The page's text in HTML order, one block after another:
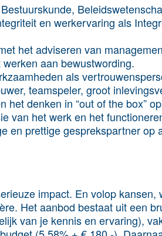
en werkervaring als
het adviseren van
aan bewustwording.
als
teamspeler, groot
het denken in “out of the box”
van het werk en het
en prettige gesprekspartner op
impact. En volop kansen,
Het aanbod bestaat uit een
van je kennis en ervaring),